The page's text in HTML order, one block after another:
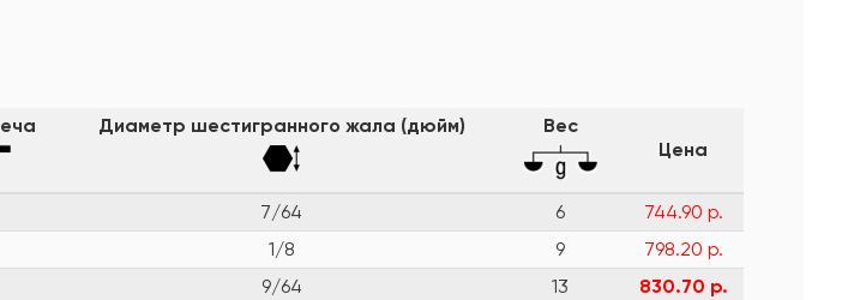
Диаметр шестигранного жала (дюйм)
Вес
Цена
7/64 6
744.90 р.
1/8 9
798.20 р.
9/64 13
830.70 р.